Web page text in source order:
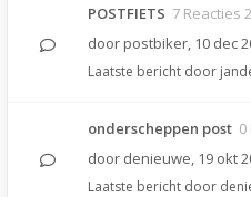
POSTFIETS 7 Reacties
door postbiker, 10 dec
Laatste bericht door
onderscheppen post
door denieuwe, 19 okt
Laatste bericht door